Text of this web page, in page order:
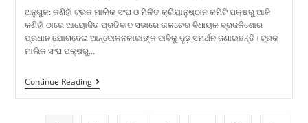
ଅନୁଗୁଳ: କଣିହାଁ ଟ୍ରକ ମାଲିକ ସଂଘ ଓ ମିଳିତ କ୍ରିୟାନୁଷ୍ଠାନ କମିଟି ପକ୍ଷରୁ ଆଜି
କଣିହାଁ ଠାରେ ଆୟୋଜିତ ପ୍ରତିବାଦ ସଭାରେ ତାଳଚେର ବିଧାୟକ ବ୍ରଜକିଶୋର
ପ୍ରଧାନ ଯୋଗଦେଇ ଆନ୍ଦୋଳନକାରୀଙ୍କ ଦାବିକୁ ଦୃଢ଼ ସମର୍ଥନ ଜଣାଇଛନ୍ତି। ଟ୍ରକ
ମାଲିକ ସଂଘ ପକ୍ଷରୁ…
Continue Reading